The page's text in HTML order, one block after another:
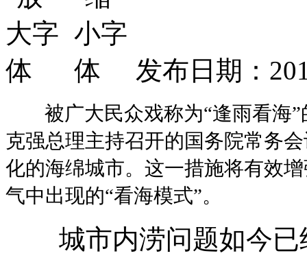
发布日期：
被广大民众戏称为“逢雨看海”
克强总理主持召开的国务院常务
化的海绵城市。这一措施将有效
气中出现的“看海模式”。
城市内涝问题如今已